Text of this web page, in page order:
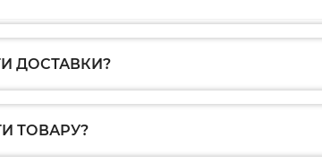
ДОСТАВКИ?
ТОВАРУ?